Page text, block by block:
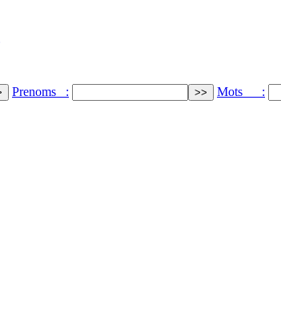
Prenoms : Mots :